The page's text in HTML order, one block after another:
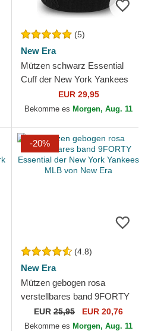
(5)
New Era
Mützen schwarz Essential
Cuff der New York Yankees
MLB von New Era
EUR 29,95
Bekomme es Morgen, Aug. 11
-20%
(4.8)
New Era
Mützen gebogen rosa
verstellbares band 9FORTY
Essential der New York
Yankees MLB von New Era
EUR 25,95 EUR 20,76
Bekomme es Morgen, Aug. 11